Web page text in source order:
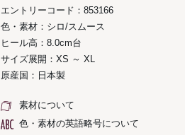
エントリーコード：853166
色・素材：シロ/スムース
ヒール高：8.0cm台
サイズ展開：XS ～ XL
原産国：日本製
素材について
色・素材の英語略号について